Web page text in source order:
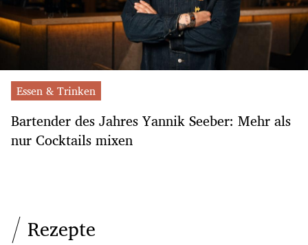
Essen & Trinken
Bartender des Jahres Yannik Seeber: Mehr als
nur Cocktails mixen
Rezepte